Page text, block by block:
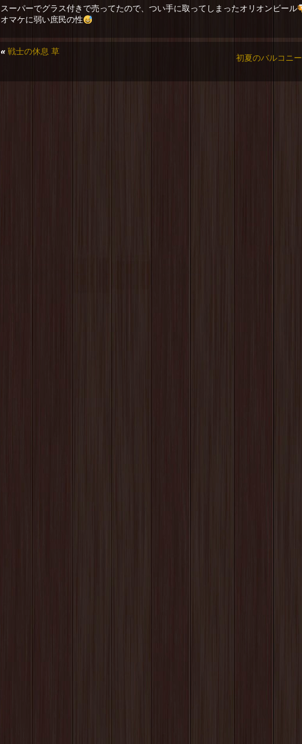
スーパーでグラス付きで売ってたので、つい手に取ってしまったオリオンビール
オマケに弱い庶民の性
«戦士の休息 草
初夏のバルコニー